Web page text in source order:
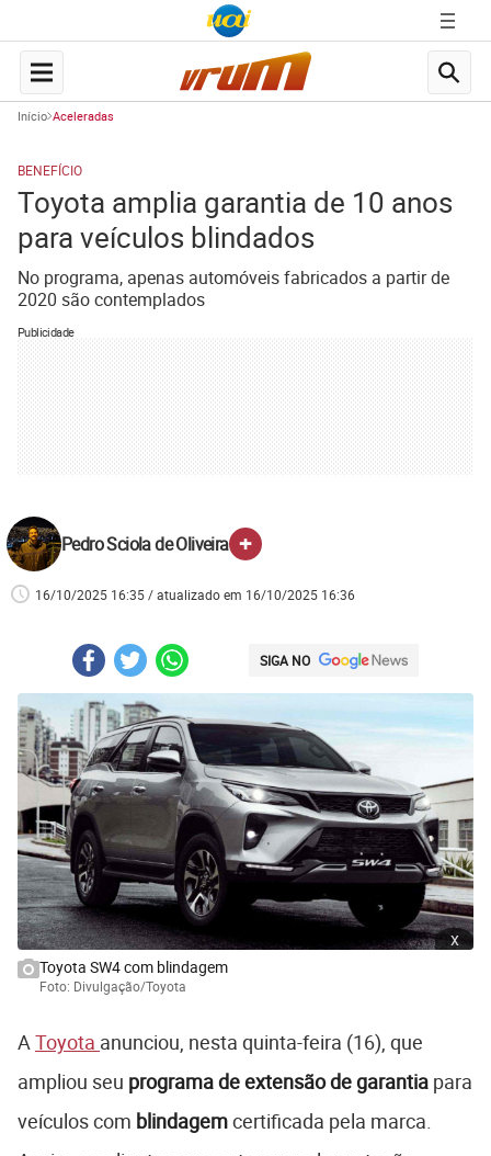
Início Aceleradas
BENEFÍCIO
Toyota amplia garantia de 10 anos
para veículos blindados
No programa, apenas automóveis fabricados a partir de
2020 são contemplados
Publicidade
Pedro Sciola de Oliveira +
16/10/2025 16:35 / atualizado em 16/10/2025 16:36
SIGA NO
x
Toyota SW4 com blindagem
Foto: Divulgação/Toyota
AToyota anunciou, nesta quinta-feira (16), que
ampliou seu programa de extensão de garantia para
veículos com blindagemcertificada pela marca.